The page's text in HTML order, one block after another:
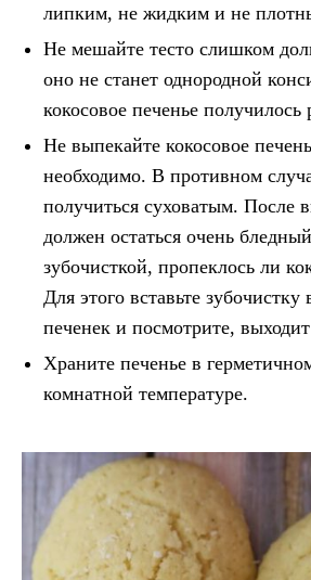
липким, не жидким и не
Не мешайте тесто слишком
оно не станет однородной
кокосовое печенье
Не выпекайте кокосовое
необходимо. В противном
получиться суховатым. После
должен остаться очень
зубочисткой, пропеклось ли
Для этого вставьте
печенек и посмотрите,
Храните печенье в
комнатной температуре.